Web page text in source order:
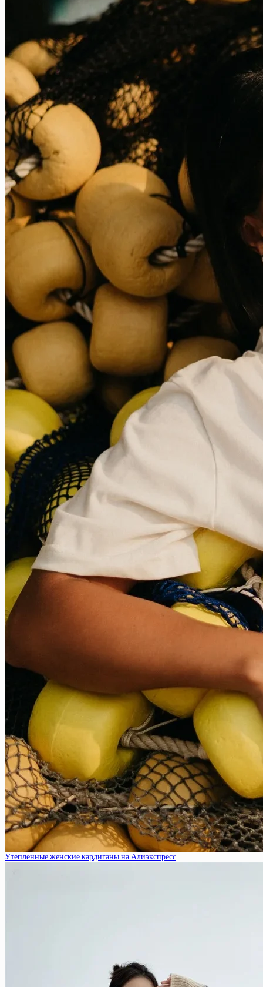
Утепленные женские кардиганы на Алиэкспресс